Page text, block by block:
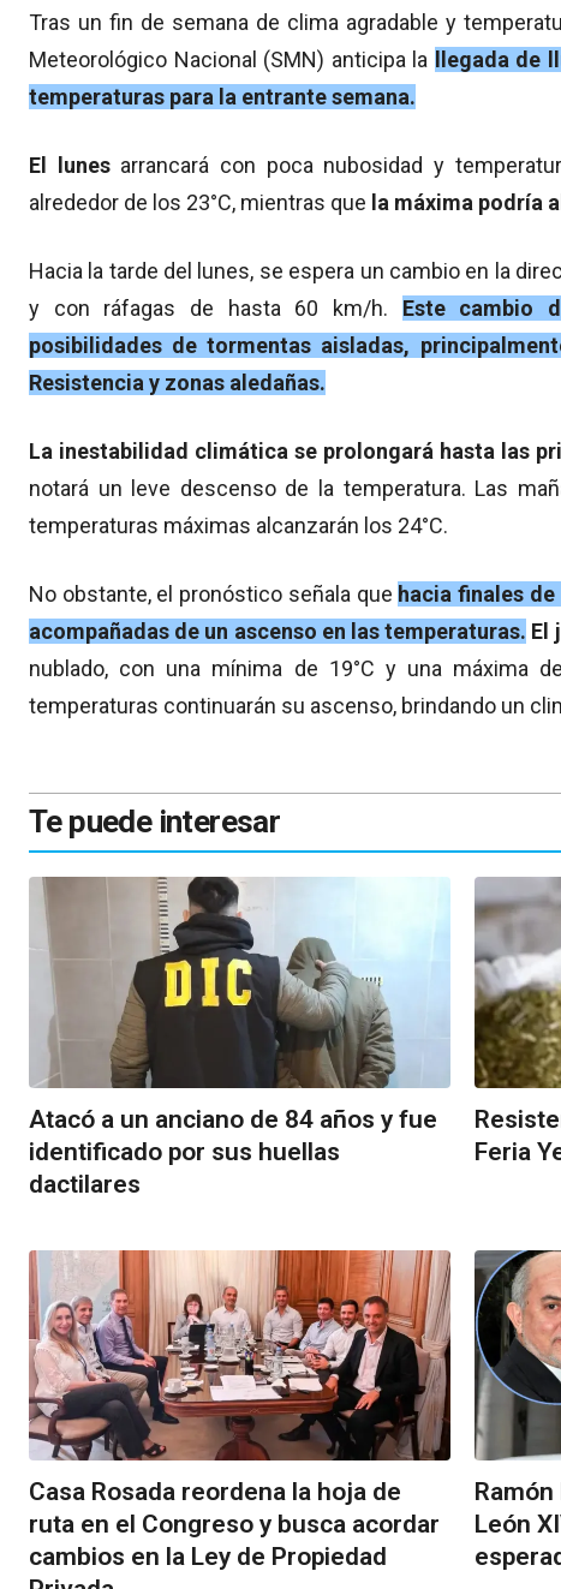
Tras un fin de semana de clima agradable y
Meteorológico Nacional (SMN) anticipa la
llegada de
temperaturas para la entrante semana.
El lunesarrancará con poca nubosidad y
alrededor de los 23°C, mientras que la máxima podría
Hacia la tarde del lunes, se espera un cambio en la
y con ráfagas de hasta 60 km/h. Este cambio
posibilidades de tormentas aisladas,
Resistencia y zonas aledañas.
La inestabilidad climática se prolongará hasta las
notará un leve descenso de la temperatura. Las
temperaturas máximas alcanzarán los 24°C.
No obstante, el pronóstico señala que hacia finales
acompañadas de un ascenso en las temperaturas. El
nublado, con una mínima de 19°C y una máxima
temperaturas continuarán su ascenso, brindando un
Te puede interesar
Atacó a un anciano de 84 años y fue
identificado por sus huellas
dactilares
Feria
Casa Rosada reordena la hoja de
ruta en el Congreso y busca acordar
cambios en la Ley de Propiedad
León